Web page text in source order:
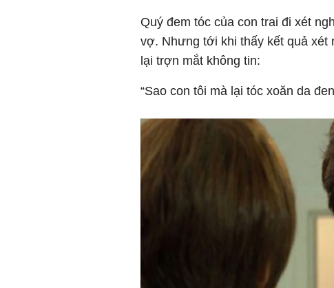
Quý đem tóc của con trai đi xét
vợ. Nhưng tới khi thấy kết quả xét
lại trợn mắt không tin:
“Sao con tôi mà lại tóc xoăn da